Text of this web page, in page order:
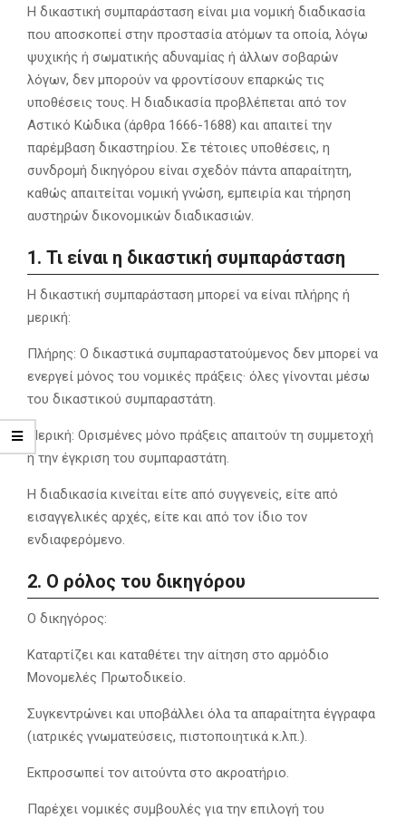
Η δικαστική συμπαράσταση είναι μια νομική διαδικασία
που αποσκοπεί στην προστασία ατόμων τα οποία, λόγω
ψυχικής ή σωματικής αδυναμίας ή άλλων σοβαρών
λόγων, δεν μπορούν να φροντίσουν επαρκώς τις
υποθέσεις τους. Η διαδικασία προβλέπεται από τον
Αστικό Κώδικα (άρθρα 1666-1688) και απαιτεί την
παρέμβαση δικαστηρίου. Σε τέτοιες υποθέσεις, η
συνδρομή δικηγόρου είναι σχεδόν πάντα απαραίτητη,
καθώς απαιτείται νομική γνώση, εμπειρία και τήρηση
αυστηρών δικονομικών διαδικασιών.
1. Τι είναι η δικαστική συμπαράσταση
Η δικαστική συμπαράσταση μπορεί να είναι πλήρης ή
μερική:
Πλήρης: Ο δικαστικά συμπαραστατούμενος δεν μπορεί να
ενεργεί μόνος του νομικές πράξεις· όλες γίνονται μέσω
του δικαστικού συμπαραστάτη.
Μερική: Ορισμένες μόνο πράξεις απαιτούν τη συμμετοχή
ή την έγκριση του συμπαραστάτη.
Η διαδικασία κινείται είτε από συγγενείς, είτε από
εισαγγελικές αρχές, είτε και από τον ίδιο τον
ενδιαφερόμενο.
2. Ο ρόλος του δικηγόρου
Ο δικηγόρος:
Καταρτίζει και καταθέτει την αίτηση στο αρμόδιο
Μονομελές Πρωτοδικείο.
Συγκεντρώνει και υποβάλλει όλα τα απαραίτητα έγγραφα
(ιατρικές γνωματεύσεις, πιστοποιητικά κ.λπ.).
Εκπροσωπεί τον αιτούντα στο ακροατήριο.
Παρέχει νομικές συμβουλές για την επιλογή του